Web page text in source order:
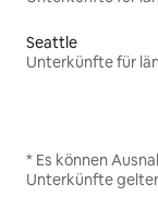
Seattle
* Es können
Unterkünfte